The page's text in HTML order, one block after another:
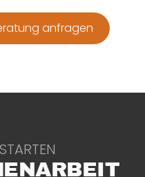
anfragen